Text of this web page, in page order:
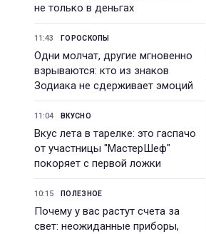
не только в деньгах
11:43 ГОРОСКОПЫ
Одни молчат, другие мгновенно
взрываются: кто из знаков
Зодиака не сдерживает эмоций
11:04 ВКУСНО
Вкус лета в тарелке: это гаспачо
от участницы "МастерШеф"
покоряет с первой ложки
10:15 ПОЛЕЗНОЕ
Почему у вас растут счета за
свет: неожиданные приборы,